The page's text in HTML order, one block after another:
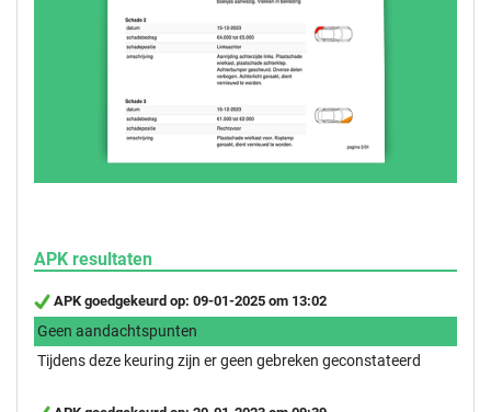
APK resultaten
APK goedgekeurd op: 09-01-2025 om 13:02
Geen aandachtspunten
Tijdens deze keuring zijn er geen gebreken geconstateerd